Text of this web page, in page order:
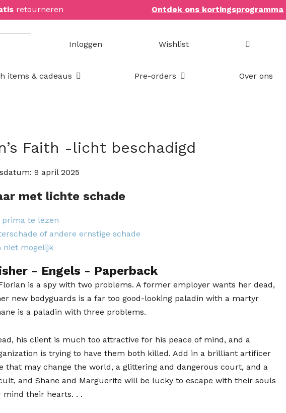
retourneren Ontdek ons kortingsprogramma
Inloggen Wishlist
items & cadeaus Open Bookish items & cadeaus
Pre-orders Open Pre-ordersOver ons
Faith -licht beschadigd
9 april 2025
met lichte schade
prima te lezen
of andere ernstige schade
niet mogelijk
- Engels - Paperback
is a spy with two problems. A former employer wants her dead,
new bodyguards is a far too good-looking paladin with a martyr
is a paladin with three problems.
his client is much too attractive for his peace of mind, and a
is trying to have them both killed. Add in a brilliant artificer
that may change the world, a glittering and dangerous court, and a
and Shane and Marguerite will be lucky to escape with their souls
mind their hearts. . .